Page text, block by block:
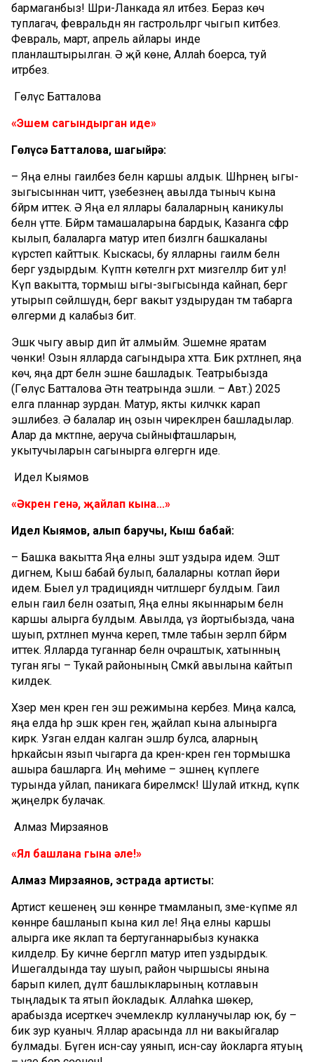
бармаганбыз! Шри-Ланкада ял итәбез. Бераз көч
туплагач, февральдән янә гастрольләргә чыгып китәбез.
Февраль, март, апрель айлары инде
планлаштырылган. Ә җәй көне, Аллаһ боерса, туй
итәрбез.
Гөлүсә Батталова
«Эшем сагындырган иде»
Гөлүсә Батталова, шагыйрә:
– Яңа елны гаиләбез белән каршы алдык. Шәһәрнең ыгы-
зыгысыннан читтә, үзебезнең авылда тыныч кына
бәйрәм иттек. Ә Яңа ел яллары балаларның каникулы
белән үтте. Бәйрәм тамашаларына бардык, Казанга сәфәр
кылып, балаларга матур итеп бизәлгән башкаланы
күрсәтеп кайттык. Кыскасы, бу ялларны гаиләм белән
бергә уздырдым. Күптән көтелгән рәхәт мизгелләр бит ул!
Күп вакытта, тормыш ыгы-зыгысында кайнап, бергә
утырып сөйләшүдән, бергә вакыт уздырудан тәм табарга
өлгерми дә калабыз бит.
Эшкә чыгу авыр дип әйтә алмыйм. Эшемне яратам
чөнки! Озын ялларда сагындыра хәтта. Бик рәхәтләнеп, яңа
көч, яңа дәрт белән эшне башладык. Театрыбызда
(Гөлүсә Батталова Әтнә театрында эшли. – Авт.) 2025
елга планнар зурдан. Матур, якты киләчәккә карап
эшлибез. Ә балалар иң озын чирекләрен башладылар.
Алар да мәктәпне, аеруча сыйныфташларын,
укытучыларын сагынырга өлгергән иде.
Идел Кыямов
«Әкрен генә, җайлап кына...»
Идел Кыямов, алып баручы, Кыш бабай:
– Башка вакытта Яңа елны эштә уздыра идем. Эштә
дигәнем, Кыш бабай булып, балаларны котлап йөри
идем. Быел ул традициядән читләшергә булдым. Гаилә
елын гаилә белән озатып, Яңа елны якыннарым белән
каршы алырга булдым. Авылда, үз йортыбызда, чана
шуып, рәхәтләнеп мунча кереп, тәмле табын әзерләп бәйрәм
иттек. Ялларда туганнар белән очраштык, хатынның
туган ягы – Тукай районының Сәмәкәй авылына кайтып
килдек.
Хәзер менә әкрен генә эш режимына керәбез. Миңа калса,
яңа елда һәр эшкә әкрен генә, җайлап кына алынырга
кирәк. Узган елдан калган эшләр булса, аларның
һәркайсын язып чыгарга да әкрен-әкрен генә тормышка
ашыра башларга. Иң мөһиме – эшнең күплеге
турында уйлап, паникага бирелмәскә! Шулай иткәндә, күпкә
җиңелрәк булачак.
Алмаз Мирзаянов
«Ял башлана гына әле!»
Алмаз Мирзаянов, эстрада артисты:
Артист кешенең эш көннәре тәмамланып, әзме-күпме ял
көннәре башланып кына килә әле! Яңа елны каршы
алырга ике яклап та бертуганнарыбыз кунакка
килделәр. Бу кичне бергәләп матур итеп уздырдык.
Ишегалдында тау шуып, район чыршысы янына
барып килеп, дәүләт башлыкларының котлавын
тыңладык та ятып йокладык. Аллаһка шөкер,
арабызда исерткеч эчемлекләр кулланучылар юк, бу –
бик зур куаныч. Яллар арасында әллә ни вакыйгалар
булмады. Бүген исән-сау уянып, исән-сау йокларга ятуың